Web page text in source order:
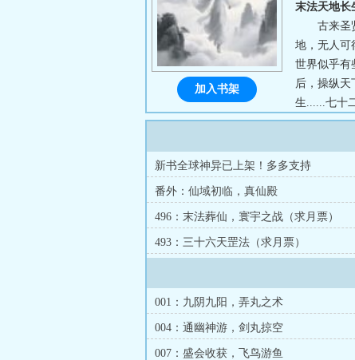
末法天地长
古来圣
地，无人可
世界似乎有
后，操纵天
生......七十
订三星《金
君》、《
加入书架
新书全球神异已上架！多多支持
番外：仙域初临，真仙殿
496：末法葬仙，寰宇之战（求月票）
493：三十六天罡法（求月票）
001：九阴九阳，弄丸之术
004：通幽神游，剑丸掠空
007：盛会收获，飞鸟游鱼